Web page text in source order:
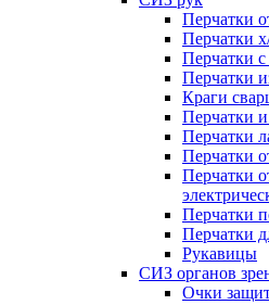
Перчатки
Перчатки
Перчатки
Перчатки
Краги
Перчатки
Перчатки
Перчатки
Перчатки
Перчатки
Перчатки
Рукавицы
СИЗ органов
Очки